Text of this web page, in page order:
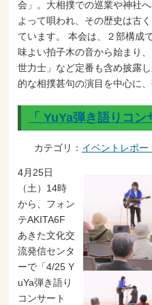
会」。大相撲での巡業や神社
よって唄われ、その歴史は古
ています。 本会は、２部構成
味よい拍子木の音から始まり
世力士」など定番も含め披露
的な相撲甚句の演目を中心に
「 YuYa弾き語りコン
カテゴリ： イベントレポー
4月25日
（土）14時
から、フォン
テAKITA6F
あきた文化交
流発信センタ
ーで「4/25 Y
uYa弾き語り
コンサート